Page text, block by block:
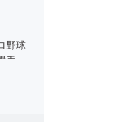
野球
に
し